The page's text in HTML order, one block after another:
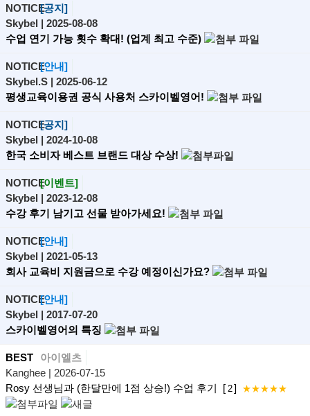
NOTICE[공지]
Skybel | 2025-08-08
수업 연기 가능 횟수 확대! (업계 최고 수준)
NOTICE[안내]
Skybel.S | 2025-06-12
평생교육이용권 공식 사용처 스카이벨영어!
NOTICE[공지]
Skybel | 2024-10-08
한국 소비자 베스트 브랜드 대상 수상!
NOTICE[이벤트]
Skybel | 2023-12-08
수강 후기 남기고 선물 받아가세요!
NOTICE[안내]
Skybel | 2021-05-13
회사 교육비 지원금으로 수강 예정이신가요?
NOTICE[안내]
Skybel | 2017-07-20
스카이벨영어의 특징
BEST
아이엘츠
Kanghee | 2026-07-15
Rosy 선생님과 (한달만에 1점 상승!) 수업 후기
[ 2] ★★★★★